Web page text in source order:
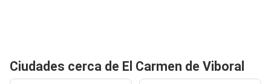
Ciudades cerca de El Carmen de Viboral